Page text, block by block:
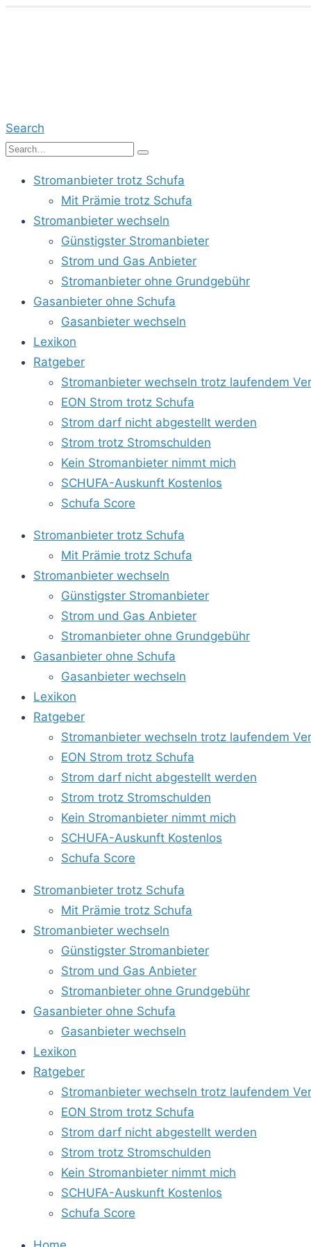
Search
Stromanbieter trotz Schufa
Mit Prämie trotz Schufa
Stromanbieter wechseln
Günstigster Stromanbieter
Strom und Gas Anbieter
Stromanbieter ohne Grundgebühr
Gasanbieter ohne Schufa
Gasanbieter wechseln
Lexikon
Ratgeber
Stromanbieter wechseln trotz laufendem
EON Strom trotz Schufa
Strom darf nicht abgestellt werden
Strom trotz Stromschulden
Kein Stromanbieter nimmt mich
SCHUFA-Auskunft Kostenlos
Schufa Score
Stromanbieter trotz Schufa
Mit Prämie trotz Schufa
Stromanbieter wechseln
Günstigster Stromanbieter
Strom und Gas Anbieter
Stromanbieter ohne Grundgebühr
Gasanbieter ohne Schufa
Gasanbieter wechseln
Lexikon
Ratgeber
Stromanbieter wechseln trotz laufendem
EON Strom trotz Schufa
Strom darf nicht abgestellt werden
Strom trotz Stromschulden
Kein Stromanbieter nimmt mich
SCHUFA-Auskunft Kostenlos
Schufa Score
Stromanbieter trotz Schufa
Mit Prämie trotz Schufa
Stromanbieter wechseln
Günstigster Stromanbieter
Strom und Gas Anbieter
Stromanbieter ohne Grundgebühr
Gasanbieter ohne Schufa
Gasanbieter wechseln
Lexikon
Ratgeber
Stromanbieter wechseln trotz laufendem
EON Strom trotz Schufa
Strom darf nicht abgestellt werden
Strom trotz Stromschulden
Kein Stromanbieter nimmt mich
SCHUFA-Auskunft Kostenlos
Schufa Score